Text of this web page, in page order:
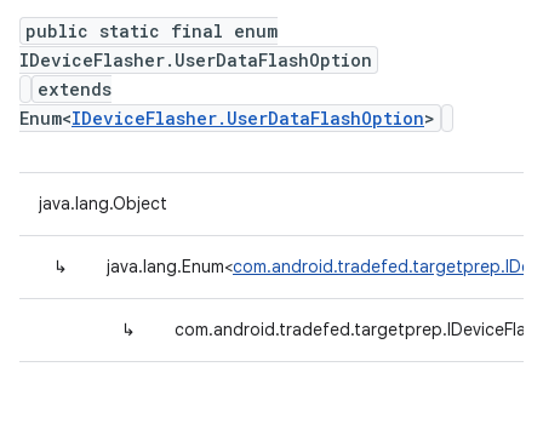
public static final enum
IDeviceFlasher.UserDataFlashOption
extends
Enum<IDeviceFlasher.UserDataFlashOption>
java.lang.Object
↳ java.lang.Enum<
↳